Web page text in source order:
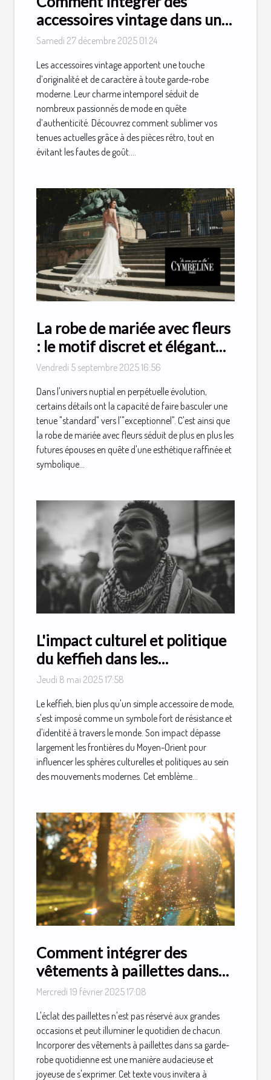
accessoires vintage dans une
garde-robe moderne ?
Samedi 27 décembre 2025 01:24
Les accessoires vintage apportent une touche
d’originalité et de caractère à toute garde-robe
moderne. Leur charme intemporel séduit de
nombreux passionnés de mode en quête
d’authenticité. Découvrez comment sublimer vos
tenues actuelles grâce à des pièces rétro, tout en
évitant les fautes de goût....
La robe de mariée avec fleurs
: le motif discret et élégant
qui fait toute la différence !
Vendredi 5 septembre 2025 16:56
Dans l'univers nuptial en perpétuelle évolution,
certains détails ont la capacité de faire basculer une
tenue "standard" vers l'"exceptionnel". C'est ainsi que
la robe de mariée avec fleurs séduit de plus en plus les
futures épouses en quête d'une esthétique raffinée et
symbolique...
L'impact culturel et politique
du keffieh dans les
mouvements modernes
Jeudi 8 mai 2025 17:58
Le keffieh, bien plus qu'un simple accessoire de mode,
s'est imposé comme un symbole fort de résistance et
d'identité à travers le monde. Son impact dépasse
largement les frontières du Moyen-Orient pour
influencer les sphères culturelles et politiques au sein
des mouvements modernes. Cet emblème...
Comment intégrer des
vêtements à paillettes dans
votre quotidien
Mercredi 19 février 2025 17:08
L'éclat des paillettes n'est pas réservé aux grandes
occasions et peut illuminer le quotidien de chacun.
Incorporer des vêtements à paillettes dans sa garde-
robe quotidienne est une manière audacieuse et
joyeuse de s'exprimer. Cet texte vous invitera à